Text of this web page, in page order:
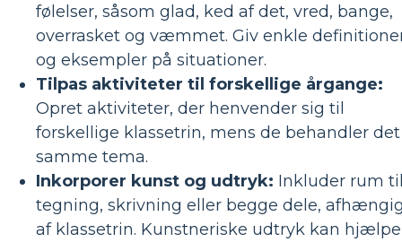
følelser, såsom glad, ked af det, vred, bange,
overrasket og væmmet. Giv enkle
og eksempler på situationer.
Tilpas aktiviteter til forskellige årgange:
Opret aktiviteter, der henvender sig til
forskellige klassetrin, mens de behandler det
samme tema.
Inkorporer kunst og udtryk: Inkluder rum
tegning, skrivning eller begge dele,
af klassetrin. Kunstneriske udtryk kan hjælpe